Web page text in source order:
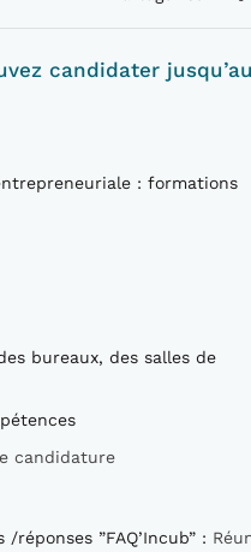
candidater
: formations
bureaux, des salles de
candidature
”FAQ’Incub” :